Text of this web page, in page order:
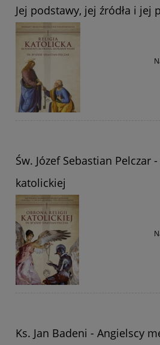
Jej podstawy, jej źródła i jej
Św. Józef Sebastian Pelczar
katolickiej
Ks. Jan Badeni - Angielscy